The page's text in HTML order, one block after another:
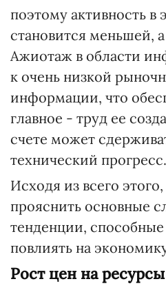
поэтому активность в
становится меньшей,
Ажиотаж в области
к очень низкой
информации, что
главное - труд ее
счете может
технический прогресс.
Исходя из всего
прояснить основные
тенденции,
повлиять на
Рост цен на ресурсы